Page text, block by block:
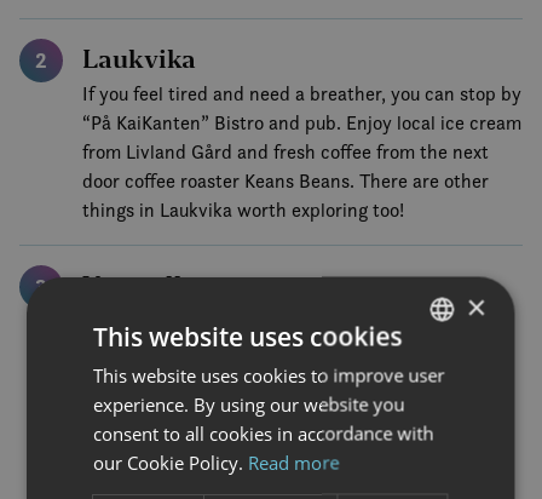
2 Laukvika
If you feel tired and need a breather, you can stop by
“På KaiKanten” Bistro and pub. Enjoy local ice cream
from Livland Gård and fresh coffee from the next
door coffee roaster Keans Beans. There are other
things in Laukvika worth exploring too!
3 Vestpollen
Continue on “midnattsolveien” towards Vestpollen
and E10. If you have light legs, consider stopping by
the hiking trail up Matmora (if you didn’t already
between Fiskebøl and Laukvika) for an epic hiking
adventure. Or keep pressing on to Livland Gård and
stop by for locally produced ice cream and yoghurt.
NORWEGIAN
ENGLISH
×
This website uses cookies
This website uses cookies to improve user
experience. By using our website you
consent to all cookies in accordance with
our Cookie Policy. Read more